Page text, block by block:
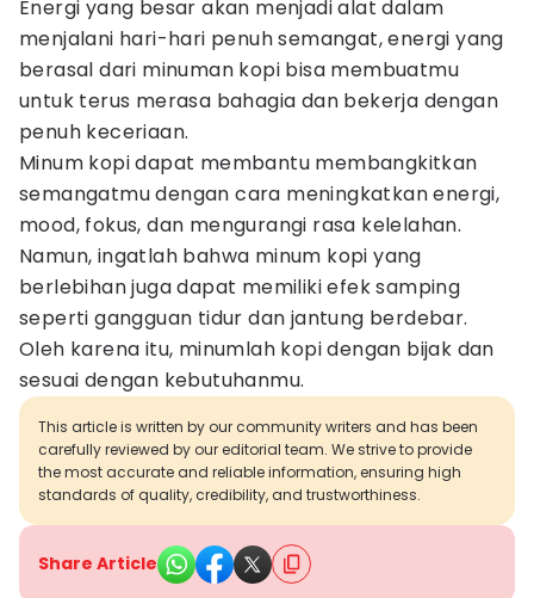
Energi yang besar akan menjadi alat dalam
menjalani hari-hari penuh semangat, energi yang
berasal dari minuman kopi bisa membuatmu
untuk terus merasa bahagia dan bekerja dengan
penuh keceriaan.
Minum kopi dapat membantu membangkitkan
semangatmu dengan cara meningkatkan energi,
mood, fokus, dan mengurangi rasa kelelahan.
Namun, ingatlah bahwa minum kopi yang
berlebihan juga dapat memiliki efek samping
seperti gangguan tidur dan jantung berdebar.
Oleh karena itu, minumlah kopi dengan bijak dan
sesuai dengan kebutuhanmu.
This article is written by our community writers and has been
carefully reviewed by our editorial team. We strive to provide
the most accurate and reliable information, ensuring high
standards of quality, credibility, and trustworthiness.
Share Article